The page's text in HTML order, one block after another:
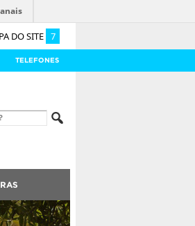
DO SITE 7
TELEFONES